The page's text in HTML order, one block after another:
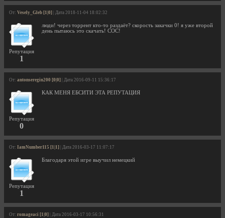
От: Vesely_Gleb [1|0] | Дата 2018-11-04 18:02:32
Репутация
1
люди! через торрент кто-то раздаёт? скорость закачки 0! я уже второй
день пытаюсь это скачать! СОС!
От: antonseregin200 [0|0] | Дата 2016-09-11 15:36:17
Репутация
0
КАК МЕНЯ ЕБСИТИ ЭТА РЕПУТАЦИЯ
От: IamNumber115 [1|1] | Дата 2016-03-17 11:07:17
Репутация
1
Благодаря этой игре выучил немецкий
От: romageaci [1|0] | Дата 2016-03-17 10:56:31